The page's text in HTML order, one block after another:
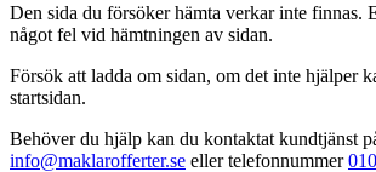
Den sida du försöker hämta verkar inte finnas.
något fel vid hämtningen av sidan.
Försök att ladda om sidan, om det inte hjälper
startsidan.
Behöver du hjälp kan du kontaktat kundtjänst
info@maklarofferter.se eller telefonnummer